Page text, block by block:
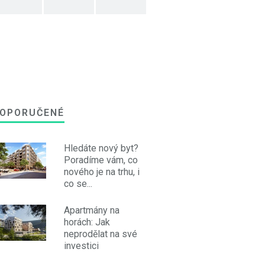
Hledáte nový byt?
Poradíme vám, co
nového je na trhu, i
co se...
Apartmány na
horách: Jak
neprodělat na své
investici